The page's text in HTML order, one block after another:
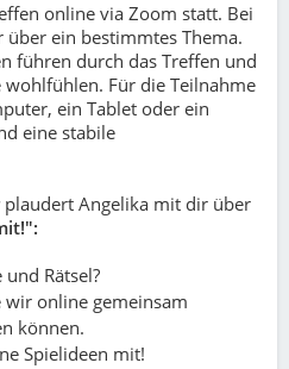
online via Zoom statt. Bei
ein bestimmtes Thema.
führen durch das Treffen und
Für die Teilnahme
ein Tablet oder ein
eine stabile
plau­dert Angelika mit dir über
Rätsel?
online gemeinsam
können.
Spielideen mit!